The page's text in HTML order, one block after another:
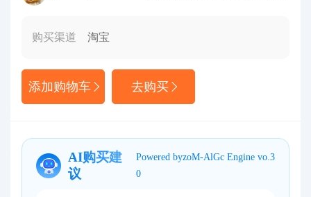
购买渠道 淘宝
添加购物车 去购买
AI购买建
议
Powered byzoM-AlGc Engine vo.3
0